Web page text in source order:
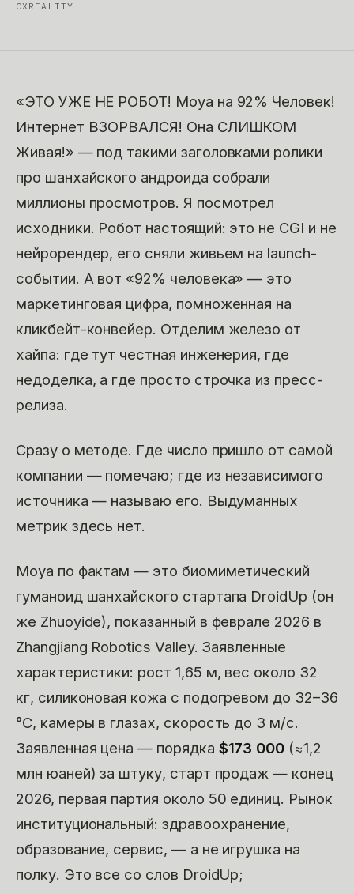
0XREALITY
«ЭТО УЖЕ НЕ РОБОТ! Moya на 92% Человек!
Интернет ВЗОРВАЛСЯ! Она СЛИШКОМ
Живая!» — под такими заголовками ролики
про шанхайского андроида собрали
миллионы просмотров. Я посмотрел
исходники. Робот настоящий: это не CGI и не
нейрорендер, его сняли живьем на launch-
событии. А вот «92% человека» — это
маркетинговая цифра, помноженная на
кликбейт-конвейер. Отделим железо от
хайпа: где тут честная инженерия, где
недоделка, а где просто строчка из пресс-
релиза.
Сразу о методе. Где число пришло от самой
компании — помечаю; где из независимого
источника — называю его. Выдуманных
метрик здесь нет.
Moya по фактам — это биомиметический
гуманоид шанхайского стартапа DroidUp (он
же Zhuoyide), показанный в феврале 2026 в
Zhangjiang Robotics Valley. Заявленные
характеристики: рост 1,65 м, вес около 32
кг, силиконовая кожа с подогревом до 32–36
°C, камеры в глазах, скорость до 3 м/с.
Заявленная цена — порядка $173 000 (≈1,2
млн юаней) за штуку, старт продаж — конец
2026, первая партия около 50 единиц. Рынок
институциональный: здравоохранение,
образование, сервис, — а не игрушка на
полку. Это все со слов DroidUp;